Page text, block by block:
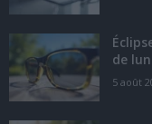
de
5 août